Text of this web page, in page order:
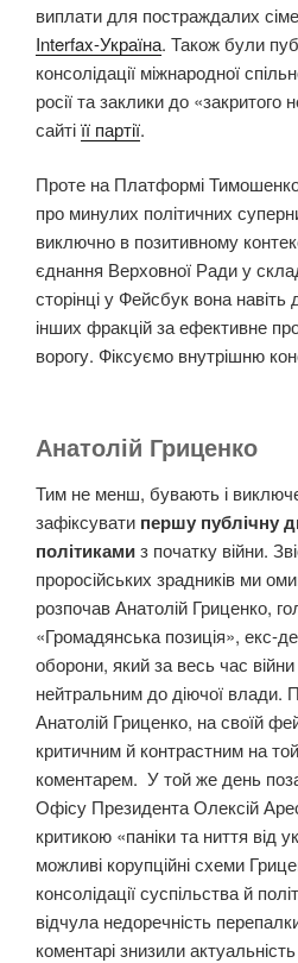
виплати для постраждалих
Interfax-Україна. Також були
консолідації міжнародної
росії та заклики до «закритого
сайтіїї партії.
Проте на Платформі
про минулих політичних
виключно в позитивному
єднання Верховної Ради у
сторінці у Фейсбук вона
інших фракцій за ефективне
ворогу. Фіксуємо внутрішню
Анатолій Гриценко
Тим не менш, бувають і
зафіксувати першу публічну
політикамиз початку війни.
проросійських зрадників ми
розпочав Анатолій Гриценко,
«Громадянська позиція», екс-
оборони, який за весь час
нейтральним до діючої влади.
Анатолій Гриценко, на своїй
критичним й контрастним на
коментарем. У той же день
Офісу Президента Олексій
критикою «паніки та ниття від
можливі корупційні схеми
консолідації суспільства й
відчула недоречність
коментарі знизили